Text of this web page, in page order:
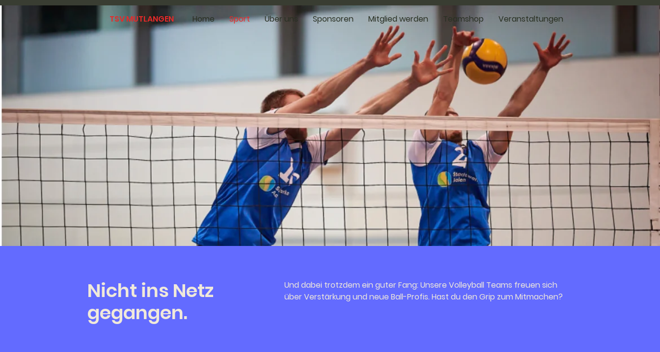
TSV MUTLANGEN Home Sport Über uns Sponsoren Mitglied werden Teamshop Veranstaltungen
Hoch
hinaus
Nicht ins Netz
gegangen.
Und dabei trotzdem ein guter Fang: Unsere Volleyball Teams freuen sich
über Verstärkung und neue Ball-Profis. Hast du den Grip zum Mitmachen?